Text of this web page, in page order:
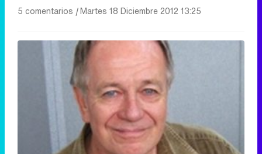
5 comentarios |Martes 18 Diciembre 2012 13:25